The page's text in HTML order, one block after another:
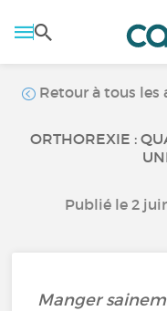
Retour à tous
ORTHOREXIE :
Publié le 2
Manger